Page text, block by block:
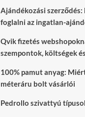
Ajándékozási
foglalni az ingatlan-
Qvik fizetés
szempontok, költségek
100% pamut anyag:
méteráru bolt vásárlói
Pedrollo szivattyú